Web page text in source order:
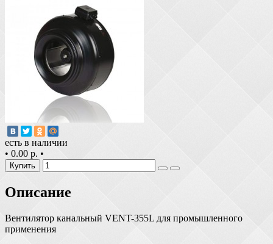
есть в наличии
• 0.00 р. •
Купить
Описание
Вентилятор канальный VENT-355L для промышленного
применения